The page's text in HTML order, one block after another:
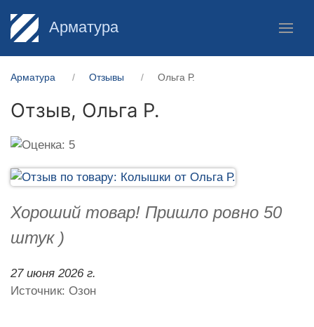
Арматура
Арматура Отзывы Ольга Р.
Отзыв, Ольга Р.
Хороший товар! Пришло ровно 50
штук )
27 июня 2026 г.
Источник: Озон